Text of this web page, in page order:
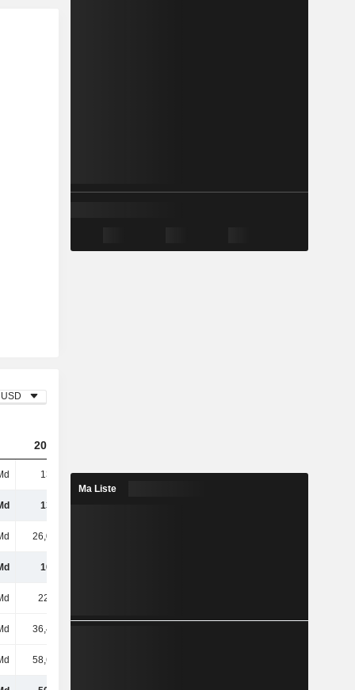
USD
2023
135 Md 165 Md 201 Md
135 Md
26,01 Md
109 Md
22,2 Md
36,49 Md
58,69 Md
Ma Liste